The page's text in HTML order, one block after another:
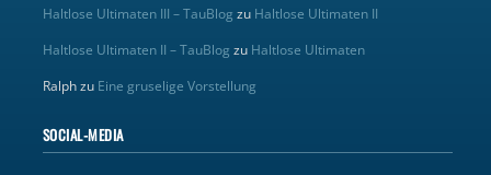
Haltlose Ultimaten III – TauBlog zu Haltlose Ultimaten II
Haltlose Ultimaten II – TauBlog zu Haltlose Ultimaten
Ralphzu Eine gruselige Vorstellung
SOCIAL-MEDIA